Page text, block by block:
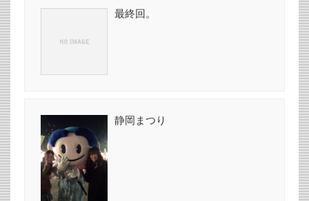
最終回。
静岡まつり